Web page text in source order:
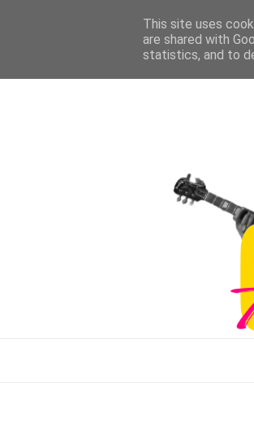
This site uses
are shared with
statistics, and to